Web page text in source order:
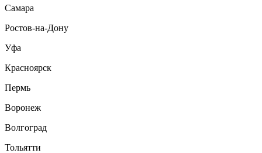
Самара
Ростов-на-Дону
Уфа
Красноярск
Пермь
Воронеж
Волгоград
Тольятти